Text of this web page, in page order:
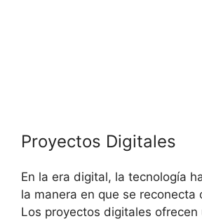
Proyectos Digitales
En la era digital, la tecnología
la manera en que se reconecta
Los proyectos digitales ofrecen